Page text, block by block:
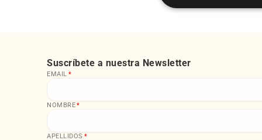
Suscríbete a nuestra Newsletter
EMAIL *
NOMBRE*
APELLIDOS *